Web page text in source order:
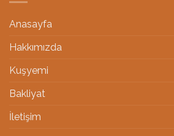
Anasayfa
Hakkımızda
Kuşyemi
Bakliyat
İletişim